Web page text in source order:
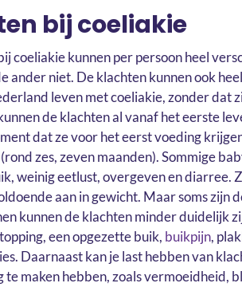
bij coeliakie
coeliakie kunnen per persoon heel
ander niet. De klachten kunnen ook
leven met coeliakie, zonder dat
de klachten al vanaf het eerste
dat ze voor het eerst voeding
zes, zeven maanden). Sommige
weinig eetlust, overgeven en diarree.
aan in gewicht. Maar soms zijn
kunnen de klachten minder duidelijk
een opgezette buik, buikpijn,
Daarnaast kan je last hebben van
te maken hebben, zoals vermoeidheid,